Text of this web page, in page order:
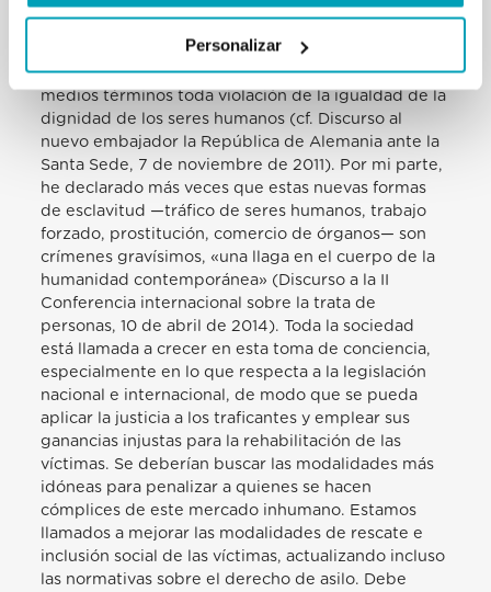
Personalizar
formas de esclavitud, mientras sabemos que esta
que denunciar este terrible flagelo con su
gravedad. Ya el Papa Benedicto XVI condenó sin
medios términos toda violación de la igualdad de la
dignidad de los seres humanos (cf. Discurso al
nuevo embajador la República de Alemania ante la
Santa Sede, 7 de noviembre de 2011). Por mi parte,
he declarado más veces que estas nuevas formas
de esclavitud —tráfico de seres humanos, trabajo
forzado, prostitución, comercio de órganos— son
crímenes gravísimos, «una llaga en el cuerpo de la
humanidad contemporánea» (Discurso a la II
Conferencia internacional sobre la trata de
personas, 10 de abril de 2014). Toda la sociedad
está llamada a crecer en esta toma de conciencia,
especialmente en lo que respecta a la legislación
nacional e internacional, de modo que se pueda
aplicar la justicia a los traficantes y emplear sus
ganancias injustas para la rehabilitación de las
víctimas. Se deberían buscar las modalidades más
idóneas para penalizar a quienes se hacen
cómplices de este mercado inhumano. Estamos
llamados a mejorar las modalidades de rescate e
inclusión social de las víctimas, actualizando incluso
las normativas sobre el derecho de asilo. Debe